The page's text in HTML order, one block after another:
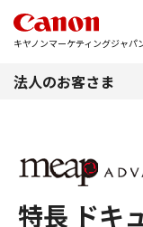
キヤノンマーケティングジャパ
法人のお客さま
特長 ドキ